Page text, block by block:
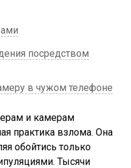
посредством
в чужом телефоне
и камерам
практика взлома. Она
обойтись только
Тысячи